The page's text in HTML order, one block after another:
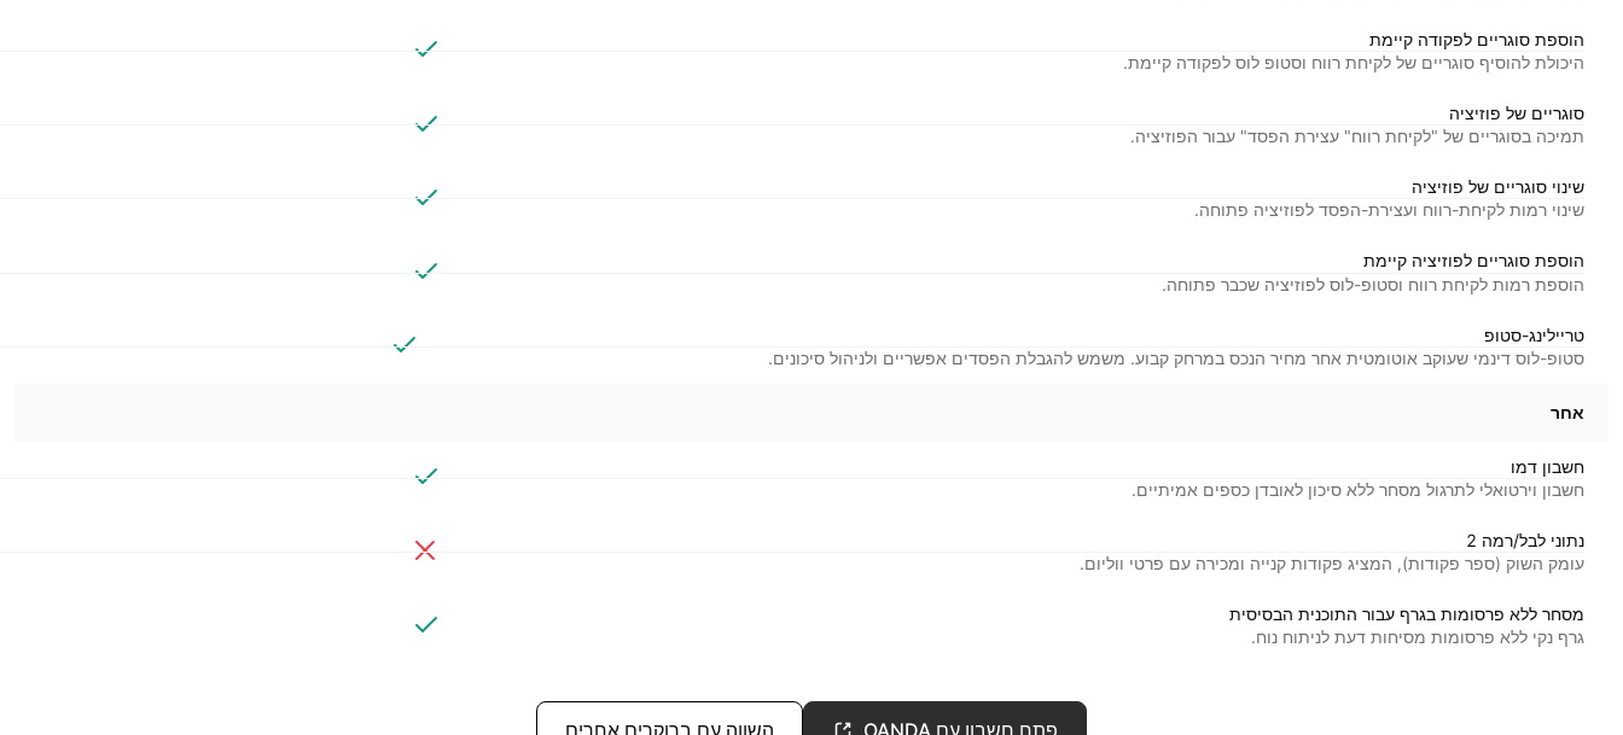
הוספת סוגריים לפקודה קיימת
היכולת להוסיף סוגריים של לקיחת רווח וסטופ לוס לפקודה קיימת.
סוגריים של פוזיציה
תמיכה בסוגריים של "לקיחת רווח" עצירת הפסד" עבור הפוזיציה.
שינוי סוגריים של פוזיציה
שינוי רמות לקיחת-רווח ועצירת-הפסד לפוזיציה פתוחה.
הוספת סוגריים לפוזיציה קיימת
הוספת רמות לקיחת רווח וסטופ-לוס לפוזיציה שכבר פתוחה.
טריילינג-סטופ
סטופ-לוס דינמי שעוקב אוטומטית אחר מחיר הנכס במרחק קבוע. משמש להגבלת הפסדים אפשריים ולניהול סיכונים.
אחר
חשבון דמו
חשבון וירטואלי לתרגול מסחר ללא סיכון לאובדן כספים אמיתיים.
נתוני לבל/רמה 2
עומק השוק (ספר פקודות), המציג פקודות קנייה ומכירה עם פרטי ווליום.
מסחר ללא פרסומות בגרף עבור התוכנית הבסיסית
גרף נקי ללא פרסומות מסיחות דעת לניתוח נוח.